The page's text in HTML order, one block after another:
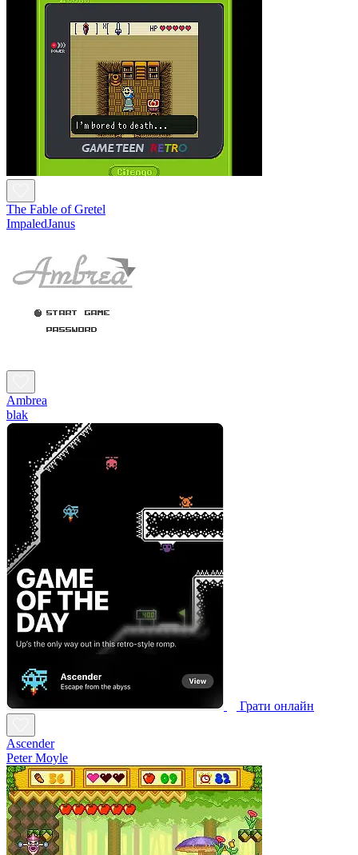
The Fable of Gretel
ImpaledJanus
Ambrea
blak
Грати онлайн
Ascender
Peter Moyle